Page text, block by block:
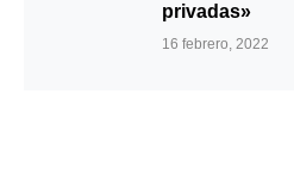
privadas»
16 febrero, 2022